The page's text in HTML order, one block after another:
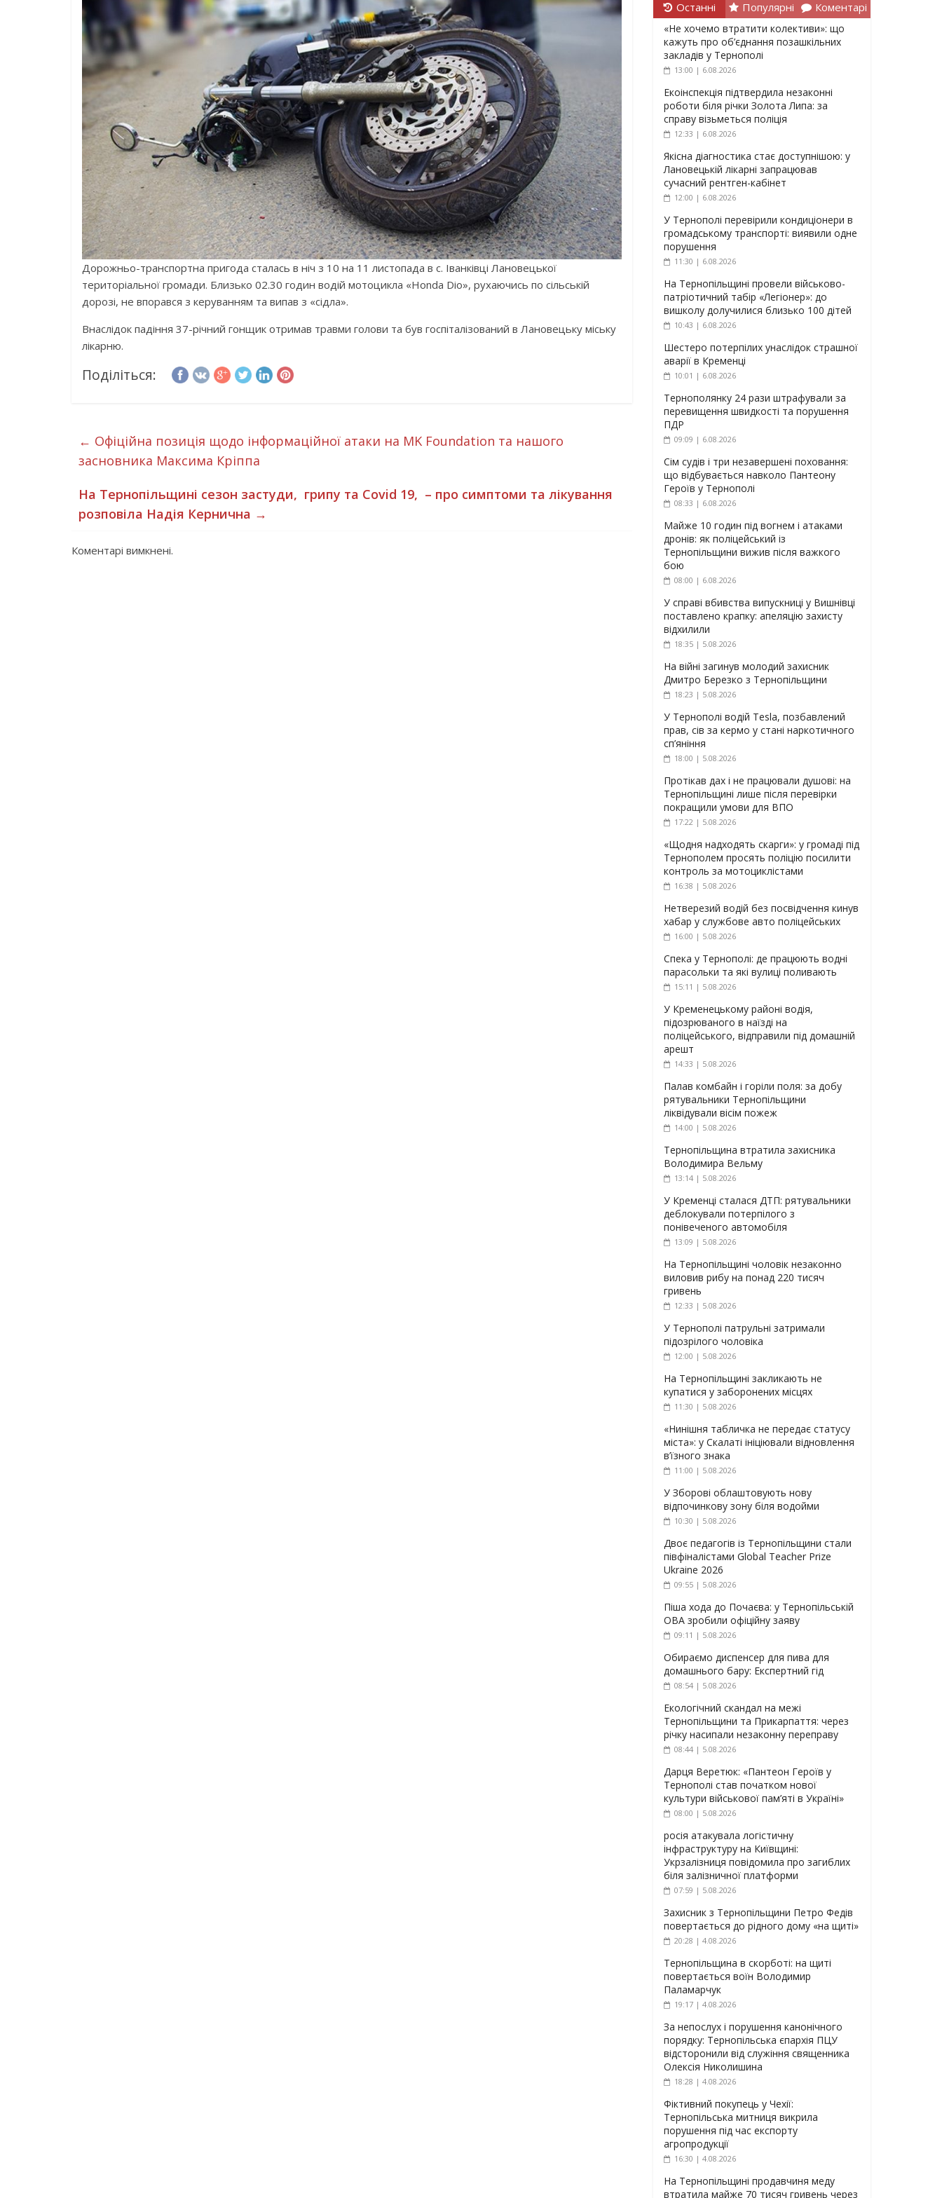
Дорожньо-транспортна пригода сталась в ніч з 10 на 11 листопада в с. Іванківці Лановецької
територіальної громади. Близько 02.30 годин водій мотоцикла «Honda Dio», рухаючись по сільській
дорозі, не впорався з керуванням та випав з «сідла».
Внаслідок падіння 37-річний гонщик отримав травми голови та був госпіталізований в Лановецьку міську
лікарню.
Поділіться:
← Офіційна позиція щодо інформаційної атаки на MK Foundation та нашого
засновника Максима Кріппа
На Тернопільщині сезон застуди, грипу та Covid 19, – про симптоми та лікування
розповіла Надія Кернична →
Коментарі вимкнені.
Останні Популярні Коментарі
«Не хочемо втратити колективи»: що
кажуть про об’єднання позашкільних
закладів у Тернополі
13:00 | 6.08.2026
Екоінспекція підтвердила незаконні
роботи біля річки Золота Липа: за
справу візьметься поліція
12:33 | 6.08.2026
Якісна діагностика стає доступнішою: у
Лановецькій лікарні запрацював
сучасний рентген-кабінет
12:00 | 6.08.2026
У Тернополі перевірили кондиціонери в
громадському транспорті: виявили одне
порушення
11:30 | 6.08.2026
На Тернопільщині провели військово-
патріотичний табір «Легіонер»: до
вишколу долучилися близько 100 дітей
10:43 | 6.08.2026
Шестеро потерпілих унаслідок страшної
аварії в Кременці
10:01 | 6.08.2026
Тернополянку 24 рази штрафували за
перевищення швидкості та порушення
ПДР
09:09 | 6.08.2026
Сім судів і три незавершені поховання:
що відбувається навколо Пантеону
Героїв у Тернополі
08:33 | 6.08.2026
Майже 10 годин під вогнем і атаками
дронів: як поліцейський із
Тернопільщини вижив після важкого
бою
08:00 | 6.08.2026
У справі вбивства випускниці у Вишнівці
поставлено крапку: апеляцію захисту
відхилили
18:35 | 5.08.2026
На війні загинув молодий захисник
Дмитро Березко з Тернопільщини
18:23 | 5.08.2026
У Тернополі водій Tesla, позбавлений
прав, сів за кермо у стані наркотичного
сп’яніння
18:00 | 5.08.2026
Протікав дах і не працювали душові: на
Тернопільщині лише після перевірки
покращили умови для ВПО
17:22 | 5.08.2026
«Щодня надходять скарги»: у громаді під
Тернополем просять поліцію посилити
контроль за мотоциклістами
16:38 | 5.08.2026
Нетверезий водій без посвідчення кинув
хабар у службове авто поліцейських
16:00 | 5.08.2026
Спека у Тернополі: де працюють водні
парасольки та які вулиці поливають
15:11 | 5.08.2026
У Кременецькому районі водія,
підозрюваного в наїзді на
поліцейського, відправили під домашній
арешт
14:33 | 5.08.2026
Палав комбайн і горіли поля: за добу
рятувальники Тернопільщини
ліквідували вісім пожеж
14:00 | 5.08.2026
Тернопільщина втратила захисника
Володимира Вельму
13:14 | 5.08.2026
У Кременці сталася ДТП: рятувальники
деблокували потерпілого з
понівеченого автомобіля
13:09 | 5.08.2026
На Тернопільщині чоловік незаконно
виловив рибу на понад 220 тисяч
гривень
12:33 | 5.08.2026
У Тернополі патрульні затримали
підозрілого чоловіка
12:00 | 5.08.2026
На Тернопільщині закликають не
купатися у заборонених місцях
11:30 | 5.08.2026
«Нинішня табличка не передає статусу
міста»: у Скалаті ініціювали відновлення
в’їзного знака
11:00 | 5.08.2026
У Зборові облаштовують нову
відпочинкову зону біля водойми
10:30 | 5.08.2026
Двоє педагогів із Тернопільщини стали
півфіналістами Global Teacher Prize
Ukraine 2026
09:55 | 5.08.2026
Піша хода до Почаєва: у Тернопільській
ОВА зробили офіційну заяву
09:11 | 5.08.2026
Обираємо диспенсер для пива для
домашнього бару: Експертний гід
08:54 | 5.08.2026
Екологічний скандал на межі
Тернопільщини та Прикарпаття: через
річку насипали незаконну переправу
08:44 | 5.08.2026
Дарця Веретюк: «Пантеон Героїв у
Тернополі став початком нової
культури військової пам’яті в Україні»
08:00 | 5.08.2026
росія атакувала логістичну
інфраструктуру на Київщині:
Укрзалізниця повідомила про загиблих
біля залізничної платформи
07:59 | 5.08.2026
Захисник з Тернопільщини Петро Федів
повертається до рідного дому «на щиті»
20:28 | 4.08.2026
Тернопільщина в скорботі: на щиті
повертається воїн Володимир
Паламарчук
19:17 | 4.08.2026
За непослух і порушення канонічного
порядку: Тернопільська єпархія ПЦУ
відсторонили від служіння священника
Олексія Николишина
18:28 | 4.08.2026
Фіктивний покупець у Чехії:
Тернопільська митниця викрила
порушення під час експорту
агропродукції
16:30 | 4.08.2026
На Тернопільщині продавчиня меду
втратила майже 70 тисяч гривень через